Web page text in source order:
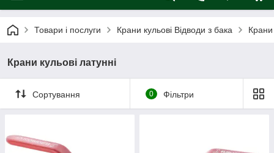
Товари і послуги Крани кульові Відводи з бака Крани
Крани кульові латунні
Сортування 0 Фільтри